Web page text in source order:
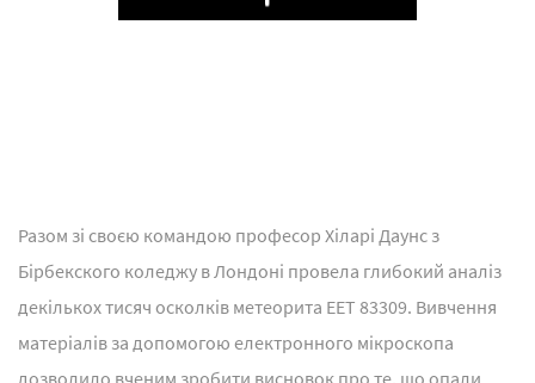
Play
Разом зі своєю командою професор Хіларі Даунс з
Бірбекского коледжу в Лондоні провела глибокий аналіз
декількох тисяч осколків метеорита EET 83309. Вивчення
матеріалів за допомогою електронного мікроскопа